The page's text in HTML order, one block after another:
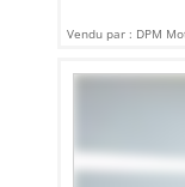
Vendu par : DPM